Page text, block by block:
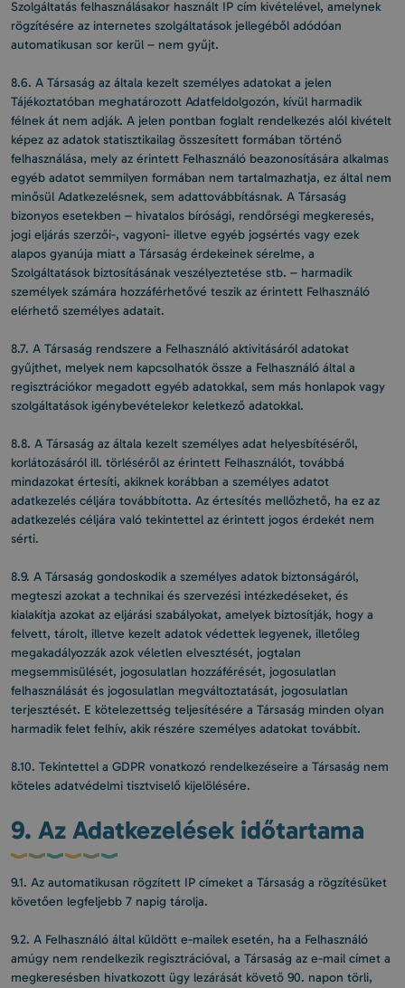
Szolgáltatás felhasználásakor használt IP cím kivételével, amelynek
rögzítésére az internetes szolgáltatások jellegéből adódóan
automatikusan sor kerül – nem gyűjt.
8.6. A Társaság az általa kezelt személyes adatokat a jelen
Tájékoztatóban meghatározott Adatfeldolgozón, kívül harmadik
félnek át nem adják. A jelen pontban foglalt rendelkezés alól kivételt
képez az adatok statisztikailag összesített formában történő
felhasználása, mely az érintett Felhasználó beazonosítására alkalmas
egyéb adatot semmilyen formában nem tartalmazhatja, ez által nem
minősül Adatkezelésnek, sem adattovábbításnak. A Társaság
bizonyos esetekben – hivatalos bírósági, rendőrségi megkeresés,
jogi eljárás szerzői-, vagyoni- illetve egyéb jogsértés vagy ezek
alapos gyanúja miatt a Társaság érdekeinek sérelme, a
Szolgáltatások biztosításának veszélyeztetése stb. – harmadik
személyek számára hozzáférhetővé teszik az érintett Felhasználó
elérhető személyes adatait.
8.7. A Társaság rendszere a Felhasználó aktivitásáról adatokat
gyűjthet, melyek nem kapcsolhatók össze a Felhasználó által a
regisztrációkor megadott egyéb adatokkal, sem más honlapok vagy
szolgáltatások igénybevételekor keletkező adatokkal.
8.8. A Társaság az általa kezelt személyes adat helyesbítéséről,
korlátozásáról ill. törléséről az érintett Felhasználót, továbbá
mindazokat értesíti, akiknek korábban a személyes adatot
adatkezelés céljára továbbította. Az értesítés mellőzhető, ha ez az
adatkezelés céljára való tekintettel az érintett jogos érdekét nem
sérti.
8.9. A Társaság gondoskodik a személyes adatok biztonságáról,
megteszi azokat a technikai és szervezési intézkedéseket, és
kialakítja azokat az eljárási szabályokat, amelyek biztosítják, hogy a
felvett, tárolt, illetve kezelt adatok védettek legyenek, illetőleg
megakadályozzák azok véletlen elvesztését, jogtalan
megsemmisülését, jogosulatlan hozzáférését, jogosulatlan
felhasználását és jogosulatlan megváltoztatását, jogosulatlan
terjesztését. E kötelezettség teljesítésére a Társaság minden olyan
harmadik felet felhív, akik részére személyes adatokat továbbít.
8.10. Tekintettel a GDPR vonatkozó rendelkezéseire a Társaság nem
köteles adatvédelmi tisztviselő kijelölésére.
9. Az Adatkezelések időtartama
9.1. Az automatikusan rögzített IP címeket a Társaság a rögzítésüket
követően legfeljebb 7 napig tárolja.
9.2. A Felhasználó által küldött e-mailek esetén, ha a Felhasználó
amúgy nem rendelkezik regisztrációval, a Társaság az e-mail címet a
megkeresésben hivatkozott ügy lezárását követő 90. napon törli,